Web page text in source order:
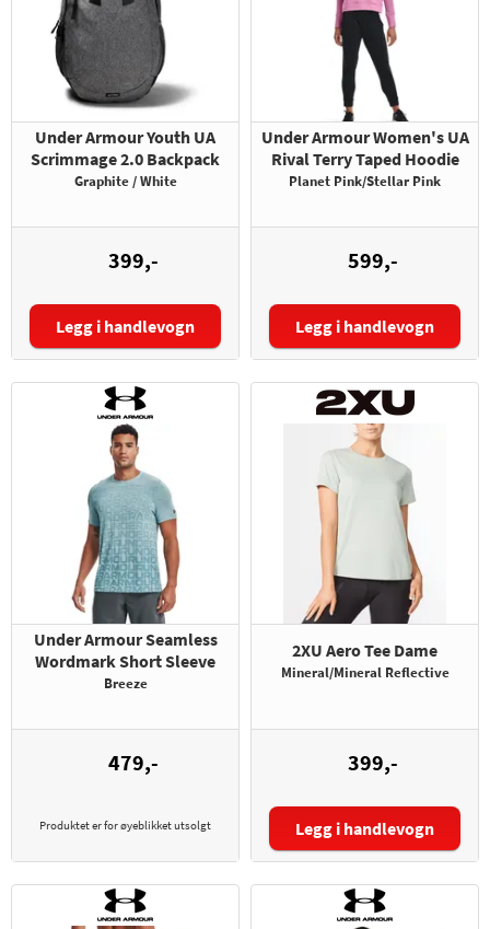
Under Armour Youth UA
Scrimmage 2.0 Backpack
Graphite / White
399,-
Legg i handlevogn
Under Armour Women's UA
Rival Terry Taped Hoodie
Planet Pink/Stellar Pink
599,-
Størrelse:
Legg i handlevogn
Under Armour Seamless
Wordmark Short Sleeve
Breeze
479,-
Produktet er for øyeblikket utsolgt
2XU Aero Tee Dame
Mineral/Mineral Reflective
399,-
Størrelse:
Legg i handlevogn